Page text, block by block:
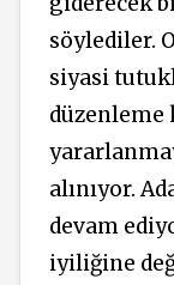
söylediler.
siyasi
düzenleme
alınıyor.
devam
iyiliğine